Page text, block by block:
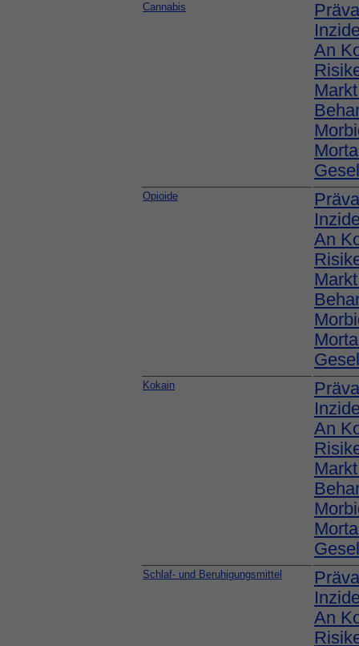
Cannabis
An
Opioide
An
Kokain
An
Schlaf- und Beruhigungsmittel
An